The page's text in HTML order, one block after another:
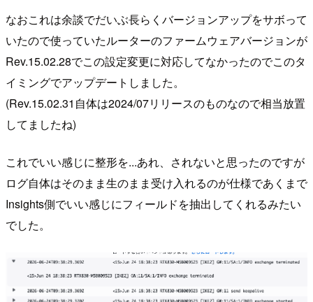
なおこれは余談でだいぶ長らくバージョンアップをサボって
いたので使っていたルーターのファームウェアバージョンが
Rev.15.02.28でこの設定変更に対応してなかったのでこのタ
イミングでアップデートしました。
(Rev.15.02.31自体は2024/07リリースのものなので相当放置
してましたね)
これでいい感じに整形を...あれ、されないと思ったのですが
ログ自体はそのまま生のまま受け入れるのが仕様であくまで
Insights側でいい感じにフィールドを抽出してくれるみたい
でした。